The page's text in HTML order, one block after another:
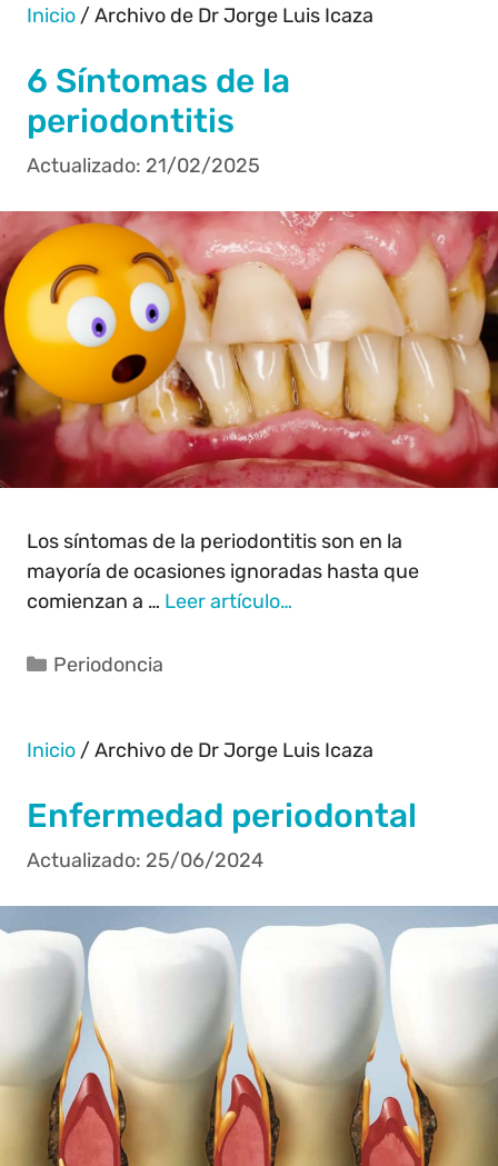
Inicio /Archivo de Dr Jorge Luis Icaza
6 Síntomas de la
periodontitis
21/02/2025
Los síntomas de la periodontitis son en la
mayoría de ocasiones ignoradas hasta que
comienzan a … Leer artículo…
Periodoncia
Inicio /Archivo de Dr Jorge Luis Icaza
Enfermedad periodontal
25/06/2024